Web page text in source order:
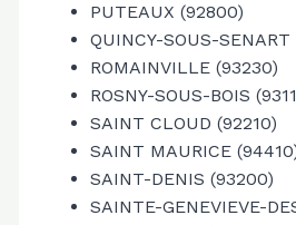
PUTEAUX (92800)
QUINCY-SOUS-SENART
ROMAINVILLE (93230)
ROSNY-SOUS-BOIS
SAINT CLOUD (92210)
SAINT MAURICE
SAINT-DENIS (93200)
SAINTE-GENEVIEVE-